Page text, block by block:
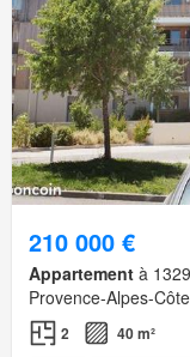
210 000 €
Appartement à
Provence-Alpes-
2 40 m²